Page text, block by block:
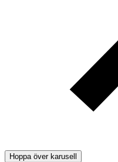
Hoppa över karusell